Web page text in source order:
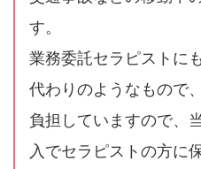
す。
業務委託セラピストに
代わりのようなもので
負担していますので、
入でセラピストの方に